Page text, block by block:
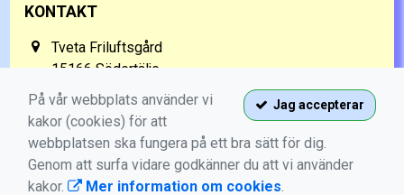
KONTAKT
Tveta Friluftsgård
15166 Södertälje
070-568 05 36
info@sno.nu
Jag accepterar
På vår webbplats använder vi
kakor (cookies) för att
webbplatsen ska fungera på ett bra sätt för dig.
Genom att surfa vidare godkänner du att vi använder
kakor.
Mer information om cookies.